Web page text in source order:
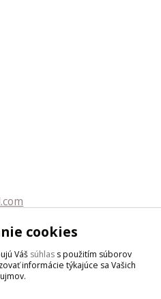
cookies
Váš súhlas s použitím súborov
informácie týkajúce sa Vašich